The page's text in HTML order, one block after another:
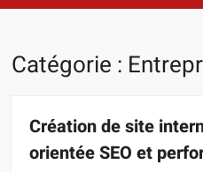
Catégorie :
Création de site
orientée SEO et